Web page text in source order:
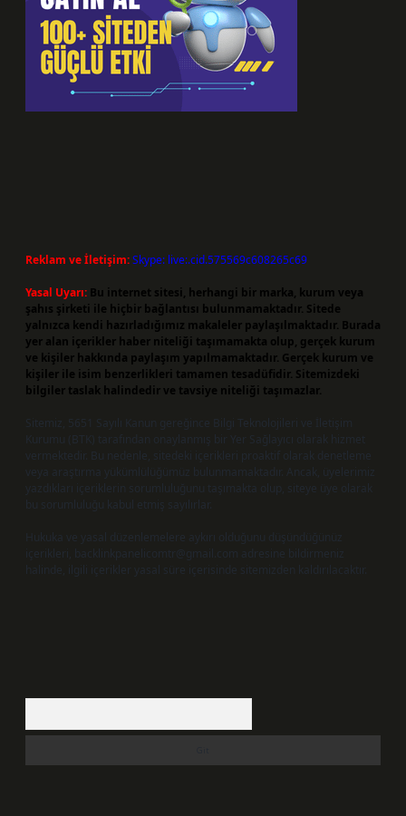
Reklam ve İletişim:Skype: live:.cid.575569c608265c69
Yasal Uyarı: Bu internet sitesi, herhangi bir marka, kurum veya
şahıs şirketi ile hiçbir bağlantısı bulunmamaktadır. Sitede
yalnızca kendi hazırladığımız makaleler paylaşılmaktadır. Burada
yer alan içerikler haber niteliği taşımamakta olup, gerçek kurum
ve kişiler hakkında paylaşım yapılmamaktadır. Gerçek kurum ve
kişiler ile isim benzerlikleri tamamen tesadüfidir. Sitemizdeki
bilgiler taslak halindedir ve tavsiye niteliği taşımazlar.
Sitemiz, 5651 Sayılı Kanun gereğince Bilgi Teknolojileri ve İletişim
Kurumu (BTK) tarafından onaylanmış bir Yer Sağlayıcı olarak hizmet
vermektedir. Bu nedenle, sitedeki içerikleri proaktif olarak denetleme
veya araştırma yükümlülüğümüz bulunmamaktadır. Ancak, üyelerimiz
yazdıkları içeriklerin sorumluluğunu taşımakta olup, siteye üye olarak
bu sorumluluğu kabul etmiş sayılırlar.
Hukuka ve yasal düzenlemelere aykırı olduğunu düşündüğünüz
içerikleri, backlinkpanelicomtr@gmail.com adresine bildirmeniz
halinde, ilgili içerikler yasal süre içerisinde sitemizden kaldırılacaktır.